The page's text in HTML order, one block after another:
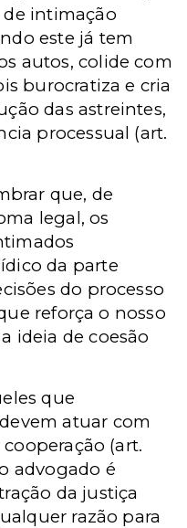
de intimação
este já tem
autos, colide com
burocratiza e cria
das astreintes,
processual (art.
que, de
legal, os
da parte
do processo
que reforça o nosso
ideia de coesão
que
atuar com
(art.
advogado é
da justiça
razão para